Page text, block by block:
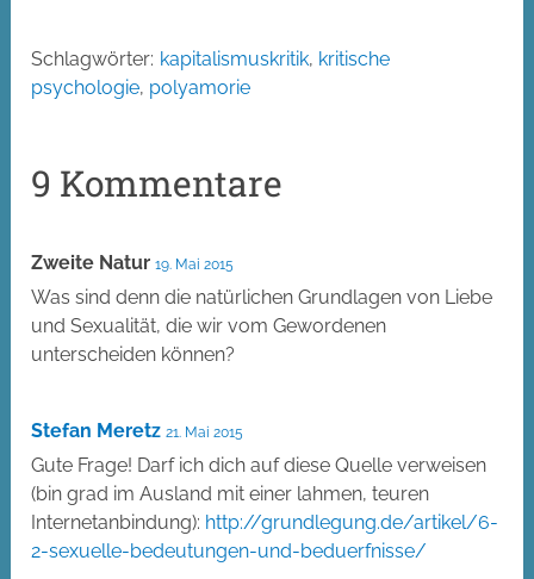
Schlagwörter: kapitalismuskritik, kritische
psychologie, polyamorie
9 Kommentare
Zweite Natur 19. Mai 2015
Was sind denn die natürlichen Grundlagen von Liebe
und Sexualität, die wir vom Gewordenen
unterscheiden können?
Stefan Meretz 21. Mai 2015
Gute Frage! Darf ich dich auf diese Quelle verweisen
(bin grad im Ausland mit einer lahmen, teuren
Internetanbindung): http://grundlegung.de/artikel/6-
2-sexuelle-bedeutungen-und-beduerfnisse/